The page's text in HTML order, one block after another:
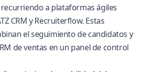
a plataformas ágiles
CRM y Recruiterflow. Estas
el seguimiento de candidatos y
de ventas en un panel de control